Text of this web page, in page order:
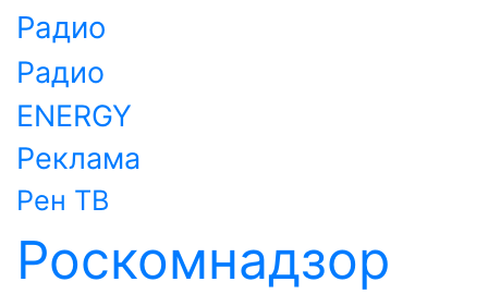
Радио
Радио
ENERGY
Реклама
Рен ТВ
Роскомнадзор